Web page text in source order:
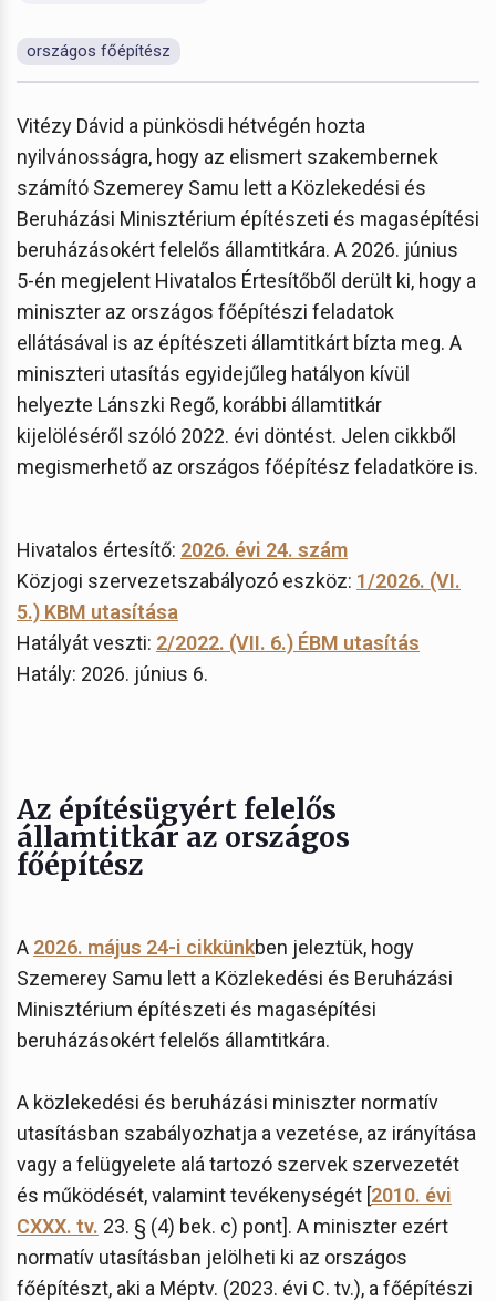
országos főépítész
Vitézy Dávid a pünkösdi hétvégén hozta
nyilvánosságra, hogy az elismert szakembernek
számító Szemerey Samu lett a Közlekedési és
Beruházási Minisztérium építészeti és magasépítési
beruházásokért felelős államtitkára. A 2026. június
5-én megjelent Hivatalos Értesítőből derült ki, hogy a
miniszter az országos főépítészi feladatok
ellátásával is az építészeti államtitkárt bízta meg. A
miniszteri utasítás egyidejűleg hatályon kívül
helyezte Lánszki Regő, korábbi államtitkár
kijelöléséről szóló 2022. évi döntést. Jelen cikkből
megismerhető az országos főépítész feladatköre is.
Hivatalos értesítő: 2026. évi 24. szám
Közjogi szervezetszabályozó eszköz: 1/2026. (VI.
5.) KBM utasítása
Hatályát veszti: 2/2022. (VII. 6.) ÉBM utasítás
Hatály: 2026. június 6.
Az építésügyért felelős
államtitkár az országos
főépítész
A 2026. május 24-i cikkünkben jeleztük, hogy
Szemerey Samu lett a Közlekedési és Beruházási
Minisztérium építészeti és magasépítési
beruházásokért felelős államtitkára.
A közlekedési és beruházási miniszter normatív
utasításban szabályozhatja a vezetése, az irányítása
vagy a felügyelete alá tartozó szervek szervezetét
és működését, valamint tevékenységét [2010. évi
CXXX. tv. 23. § (4) bek. c) pont]. A miniszter ezért
normatív utasításban jelölheti ki az országos
főépítészt, aki a Méptv. (2023. évi C. tv.), a főépítészi